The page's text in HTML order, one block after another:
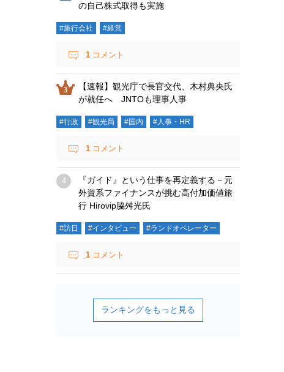
の自己株式取得も実施
#旅行会社 #経営
1 コメント
【速報】観光庁で長官交代、木村典央氏
が就任へ JNTOも理事人事
#行政 #観光局 #国内 #人事・HR
1 コメント
『ガイド』という仕事を再定義する－元
外資系ファイナンスが挑む高付加価値旅
行 Hirovip脇舛光氏
#訪日 #インタビュー #ランドオペレーター
1 コメント